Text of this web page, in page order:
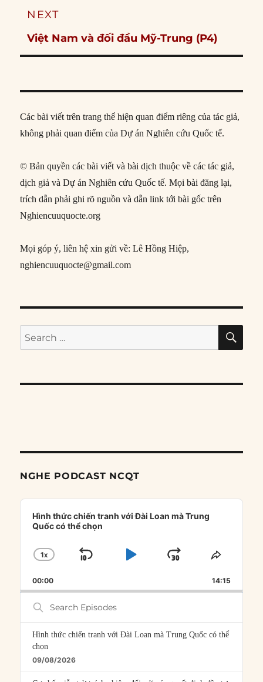
NEXT
Next
post:
Việt Nam và đối đầu Mỹ-Trung (P4)
Các bài viết trên trang thể hiện quan điểm riêng của tác giả,
không phải quan điểm của Dự án Nghiên cứu Quốc tế.
© Bản quyền các bài viết và bài dịch thuộc về các tác giả,
dịch giả và Dự án Nghiên cứu Quốc tế. Mọi bài đăng lại,
trích dẫn phải ghi rõ nguồn và dẫn link tới bài gốc trên
Nghiencuuquocte.org
Mọi góp ý, liên hệ xin gửi về: Lê Hồng Hiệp,
nghiencuuquocte@gmail.com
Search
for:
NGHE PODCAST NCQT
Audio
Player
Hình thức chiến tranh với Đài Loan mà Trung
Quốc có thể chọn
CHANGE
RATE
1X
SKIP
PLAYJUMP
FORWARD
SHARE
00:00 14:15
Search
Episodes
Hình thức chiến tranh với Đài Loan mà Trung Quốc có thể
chọn
09/08/2026